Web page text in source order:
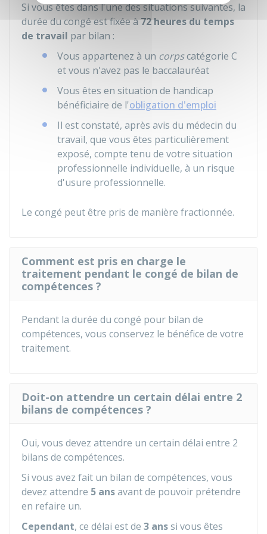
Si vous êtes dans l'une des situations suivantes, la
durée du congé est fixée à72 heures du temps
de travail par bilan :
Vous appartenez à un corpscatégorie C
et vous n'avez pas le baccalauréat
Vous êtes en situation de handicap
bénéficiaire de l'obligation d'emploi
Il est constaté, après avis du médecin du
travail, que vous êtes particulièrement
exposé, compte tenu de votre situation
professionnelle individuelle, à un risque
d'usure professionnelle.
Le congé peut être pris de manière fractionnée.
Comment est pris en charge le
traitement pendant le congé de bilan de
compétences ?
Pendant la durée du congé pour bilan de
compétences, vous conservez le bénéfice de votre
traitement.
Doit-on attendre un certain délai entre 2
bilans de compétences ?
Oui, vous devez attendre un certain délai entre 2
bilans de compétences.
Si vous avez fait un bilan de compétences, vous
devez attendre 5 ansavant de pouvoir prétendre
en refaire un.
Cependant, ce délai est de 3 anssi vous êtes